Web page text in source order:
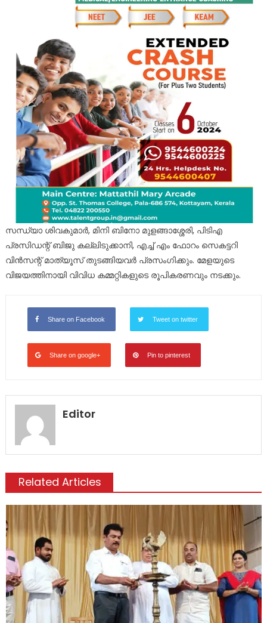
സന്ധ്യാ ശിവകുമാർ, മിനി ബിനോ മുളങ്ങാശ്ശേരി, പിടിഎ
പ്രസിഡന്റ് ബിജു കല്ലിടുക്കാനി, എച്ച് എം ഫോറം സെകട്ടറി
വിൻസന്റ് മാത്യൂസ് തുടങ്ങിയവർ പ്രസംഗിക്കും. മേളയുടെ
വിജയത്തിനായി വിവിധ കമ്മറ്റികളുടെ രൂപികരണവും നടക്കും.
Share on Facebook Tweet on twitter
Share on google+ Pin to pinterest
Editor
Related Articles